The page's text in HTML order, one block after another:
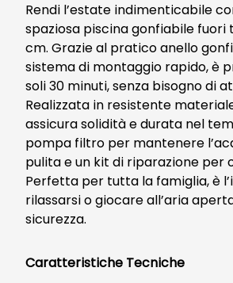
Rendi l’estate indimenticabile
spaziosa piscina gonfiabile fuori
cm. Grazie al pratico anello
sistema di montaggio rapido, è
soli 30 minuti, senza bisogno di
Realizzata in resistente
assicura solidità e durata nel
pompa filtro per mantenere
pulita e un kit di riparazione per
Perfetta per tutta la famiglia, è
rilassarsi o giocare all’aria
sicurezza.
Caratteristiche Tecniche